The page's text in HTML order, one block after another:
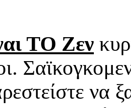
ΤΟ Ζεν
να